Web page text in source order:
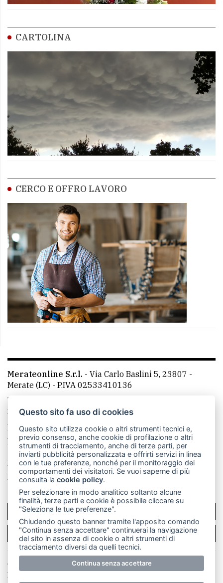
CARTOLINA
CERCO E OFFRO LAVORO
Merateonline S.r.l. - Via Carlo Baslini 5, 23807 -
Merate (LC) - P.IVA 02533410136
Telefono:
mail: redazione@merateonline.it
La redazione
CasateOnline LeccoOnline
RSS
Made by VIP
Privacy policy
Cookie policy
Rivedi le tue scelte sui cookie
SCRIVICI
PER LA TUA PUBBLICITÀ
© Copyright Merateonline S.r.l. - Tutti i diritti riservati.
E' proibita la riproduzione e pubblicazione anche
Questo sito fa uso di cookies
Questo sito utilizza cookie o altri strumenti tecnici e,
previo consenso, anche cookie di profilazione o altri
strumenti di tracciamento, anche di terze parti, per
inviarti pubblicità personalizzata e offrirti servizi in linea
con le tue preferenze, nonché per il monitoraggio dei
comportamenti dei visitatori. Se vuoi saperne di più
consulta lacookie policy.
Per selezionare in modo analitico soltanto alcune
finalità, terze parti e cookie è possibile cliccare su
"Seleziona le tue preferenze".
Chiudendo questo banner tramite l'apposito comando
"Continua senza accettare" continuerai la navigazione
del sito in assenza di cookie o altri strumenti di
tracciamento diversi da quelli tecnici.
Continua senza accettare